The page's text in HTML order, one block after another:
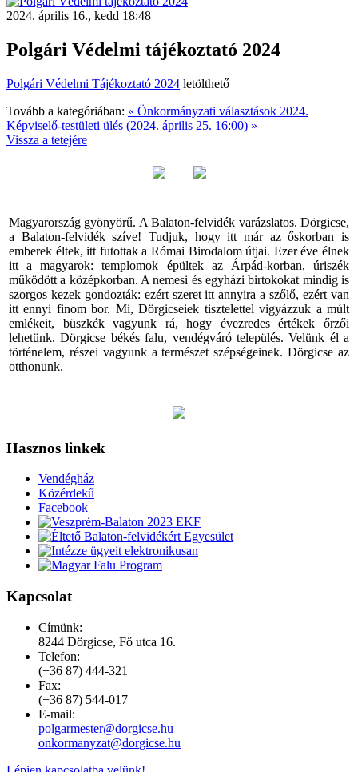
2024. április 16., kedd 18:48
Polgári Védelmi tájékoztató 2024
Polgári Védelmi Tájékoztató 2024 letölthető
Tovább a kategóriában: « Önkormányzati választások 2024.
Képviselő-testületi ülés (2024. április 25. 16:00) »
Vissza a tetejére
Magyarország gyönyörű. A Balaton-felvidék varázslatos. Dörgicse,
a Balaton-felvidék szíve! Tudjuk, hogy itt már az őskorban is
emberek éltek, itt futottak a Római Birodalom útjai. Ezer éve élnek
itt a magyarok: templomok épültek az Árpád-korban, úriszék
működött a középkorban. A nemesi és egyházi birtokokat mindig is
szorgos kezek gondozták: ezért szeret itt annyira a szőlő, ezért van
itt ennyi finom bor. Mi, Dörgicseiek tisztelettel vigyázzuk a múlt
emlékeit, büszkék vagyunk rá, hogy évezredes értékek őrzői
lehetünk. Dörgicse békés falu, vendégváró település. Velünk él a
történelem, részei vagyunk a természet szépségeinek. Dörgicse az
otthonunk.
Hasznos linkek
Vendégház
Közérdekű
Facebook
Kapcsolat
Címünk:
8244 Dörgicse, Fő utca 16.
Telefon:
(+36 87) 444-321
Fax:
(+36 87) 544-017
E-mail: